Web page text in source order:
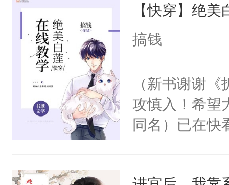
来，给老公
用力——为你
【快穿】绝
搞钱
（新书谢谢
攻慎入！希望
同名）已在快